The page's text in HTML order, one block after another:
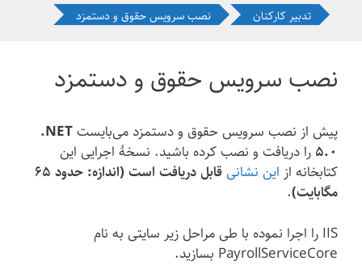
تدبیر کارکنان نصب سرویس حقوق و دستمزد
نصب سرویس حقوق و دستمزد
پیش از نصب سرویس حقوق و دستمزد می‌بایست ‎ .NET
5.0 را دریافت و نصب کرده باشید. نسخهٔ اجرایی این
کتابخانه از این نشانی
قابل دریافت است (اندازه: حدود ۶۵
مگابایت).
IIS را اجرا نموده با طی مراحل زیر سایتی به نام
PayrollServiceCore بسازید.